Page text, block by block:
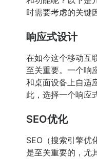
时需要考虑的关键
响应式设计
在如今这个移动互
至关重要。一个响
和桌面设备上自适
此，选择一个响应
SEO优化
SEO（搜索引擎优
是至关重要的，尤